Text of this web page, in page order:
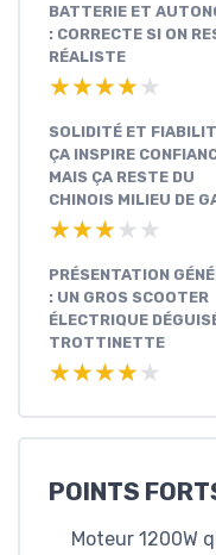
BATTERIE ET
: CORRECTE SI ON
RÉALISTE
★★★★★
★★★★★
SOLIDITÉ ET
ÇA INSPIRE
MAIS ÇA RESTE DU
CHINOIS MILIEU DE
★★★★★
★★★★★
PRÉSENTATION
: UN GROS SCOOTER
ÉLECTRIQUE
TROTTINETTE
★★★★★
★★★★★
POINTS
Moteur 1200W